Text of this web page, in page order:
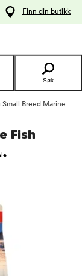
Finn din butikk
Søk
Breed Marine
Fish